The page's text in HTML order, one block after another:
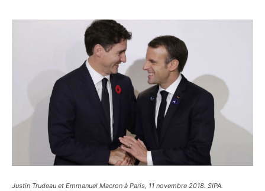
Justin Trudeau et Emmanuel Macron à Paris, 11 novembre 2018. SIPA.